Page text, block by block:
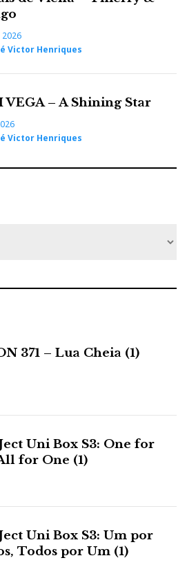
2026
Victor Henriques
VEGA – A Shining Star
Victor Henriques
371 – Lua Cheia (1)
Uni Box S3: One for
for One (1)
Uni Box S3: Um por
Todos por Um (1)